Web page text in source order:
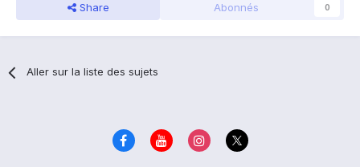
Share Abonnés 0
Aller sur la liste des sujets